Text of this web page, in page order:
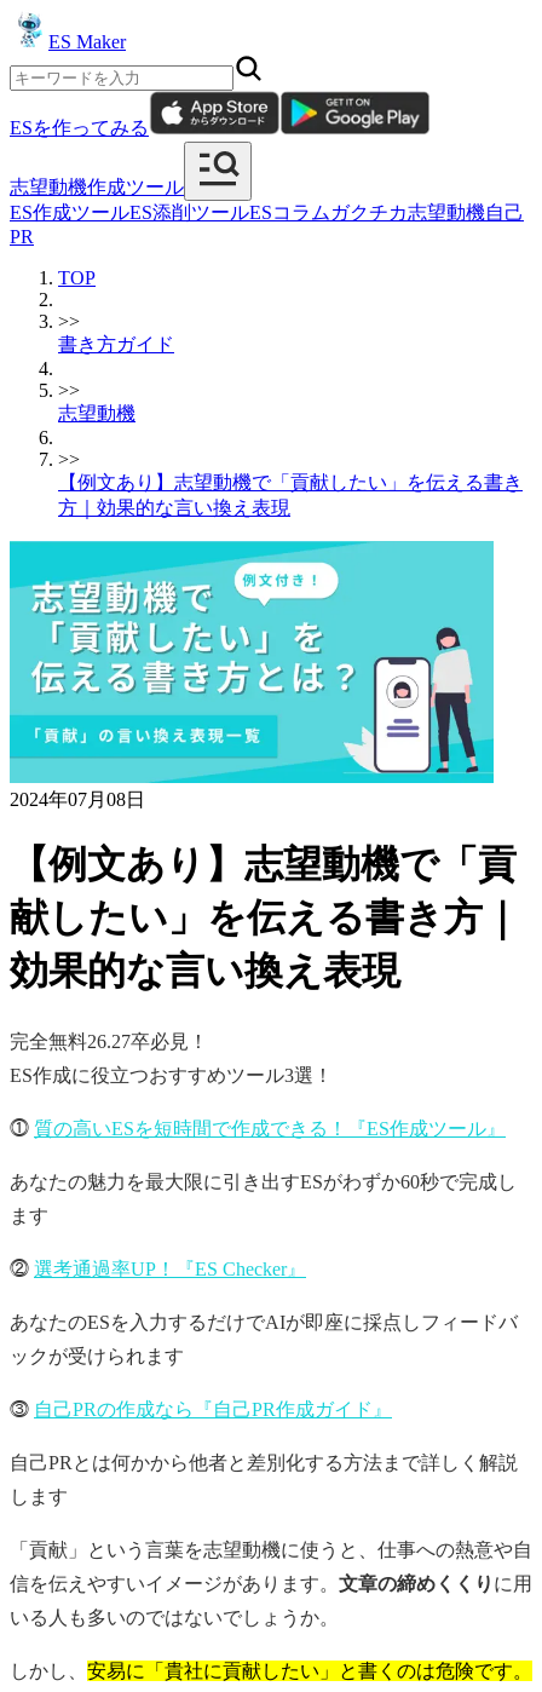
ES Maker
ESを作ってみる
志望動機作成ツール
ES作成ツールES添削ツールESコラム ガクチカ志望動機自己
PR
TOP
>>
書き方ガイド
>>
志望動機
>>
【例文あり】志望動機で「貢献したい」を伝える書き
方｜効果的な言い換え表現
2024年07月08日
【例文あり】志望動機で「貢
献したい」を伝える書き方｜
効果的な言い換え表現
完全無料26.27卒必見！
ES作成に役立つおすすめツール3選！
⓵ 質の高いESを短時間で作成できる！『ES作成ツール』
あなたの魅力を最大限に引き出すESがわずか60秒で完成し
ます
⓶ 選考通過率UP！『ES Checker』
あなたのESを入力するだけでAIが即座に採点しフィードバ
ックが受けられます
⓷ 自己PRの作成なら『自己PR作成ガイド』
自己PRとは何かから他者と差別化する方法まで詳しく解説
します
「貢献」という言葉を志望動機に使うと、仕事への熱意や自
信を伝えやすいイメージがあります。 文章の締めくくり に用
いる人も多いのではないでしょうか。
しかし、 安易に「貴社に貢献したい」と書くのは危険です。